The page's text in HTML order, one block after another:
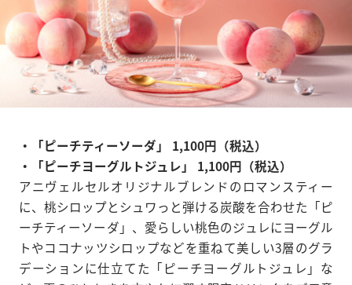
・「ピーチティーソーダ」 1,100円（税込）
・「ピーチヨーグルトジュレ」 1,100円（税込）
アニヴェルセルオリジナルブレンドのロマンスティー
に、桃シロップとシュワっと弾ける炭酸を合わせた「ピ
ーチティーソーダ」、愛らしい桃色のジュレにヨーグル
トやココナッツシロップなどを重ねて美しい3層のグラ
デーションに仕立てた「ピーチヨーグルトジュレ」な